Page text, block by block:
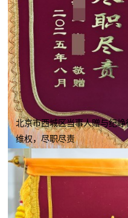
北京市西城区当事人赠与纪
维权，尽职尽责